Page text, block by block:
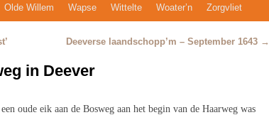
Olde Willem Wapse Wittelte Woater’n Zorgvliet
Deeverse laandschopp’m – September 1643 →
in Deever
oude eik aan de Bosweg aan het begin van de Haarweg was